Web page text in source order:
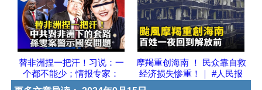
替非洲捏一把汗！习说：一
个都不能少；情报专家：
摩羯重创海南 ！ 民众靠自救
经济损失惨重！｜ #人民报